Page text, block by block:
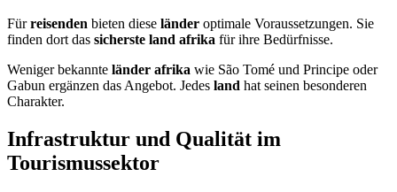
Fürreisenden bieten diese länder optimale Voraussetzungen. Sie
finden dort das sicherste land afrika für ihre Bedürfnisse.
Weniger bekannte länder afrika wie São Tomé und Principe oder
Gabun ergänzen das Angebot. Jedes land hat seinen besonderen
Charakter.
Infrastruktur und Qualität im
Tourismussektor